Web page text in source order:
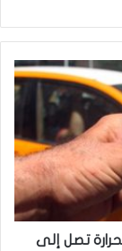
تصل إلى